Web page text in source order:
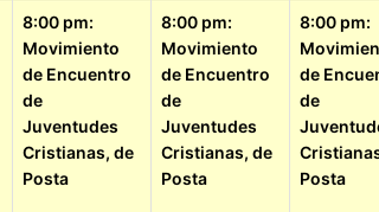
8:00 pm:
Movimiento
de Encuentro
de
Juventudes
Cristianas, de
Posta
8:00 pm:
Movimiento
de Encuentro
de
Juventudes
Cristianas, de
Posta
8:00 pm:
de
de
Posta